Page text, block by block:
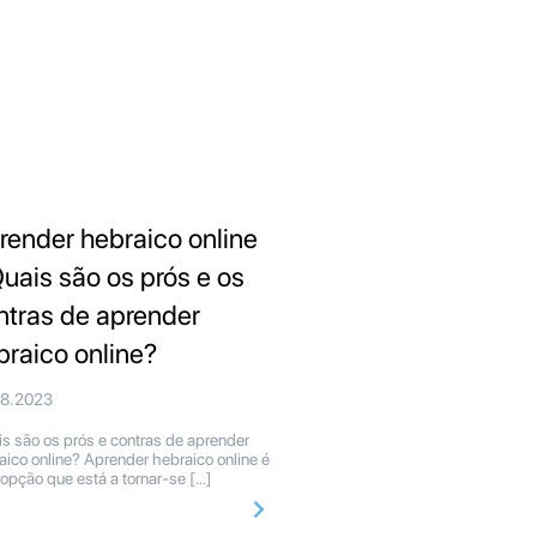
hebraico online
são os prós e os
de aprender
online?
são os prós e contras de aprender
online? Aprender hebraico online é
que está a tornar-se […]